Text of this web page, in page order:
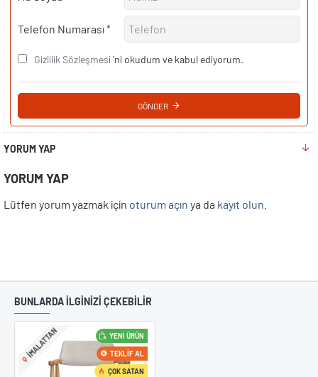
Telefon Numarası
Gizlilik Sözleşmesi 'ni okudum ve kabul ediyorum.
GÖNDER
YORUM YAP
YORUM YAP
Lütfen yorum yazmak için oturum açın ya da kayıt olun
BUNLARDA İLGİNİZİ ÇEKEBİLİR
YENI ÜRÜN
IMALATTAN TEKLIF AL
ÇOK SATAN